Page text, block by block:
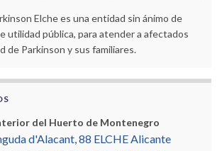
Elche es una entidad sin ánimo de
utilidad pública, para atender a afectados
de Parkinson y sus familiares.
del Huerto de Montenegro
d'Alacant, 88 ELCHE Alicante